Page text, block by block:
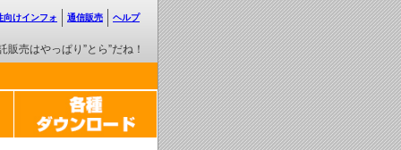
販売はやっぱり”とら”だね！
向けインフォ 通信販売 ヘルプ